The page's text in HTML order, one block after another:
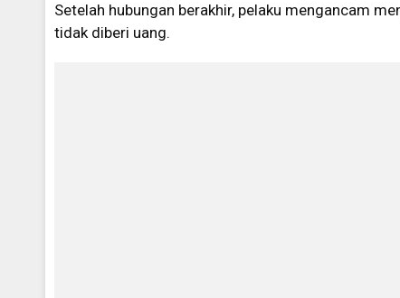
Setelah hubungan berakhir, pelaku mengancam
tidak diberi uang.